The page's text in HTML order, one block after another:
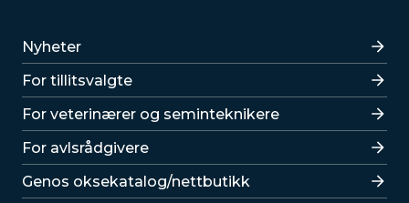
Lenker
Nyheter
For tillitsvalgte
For veterinærer og seminteknikere
For avlsrådgivere
Lenker
Genos oksekatalog/nettbutikk